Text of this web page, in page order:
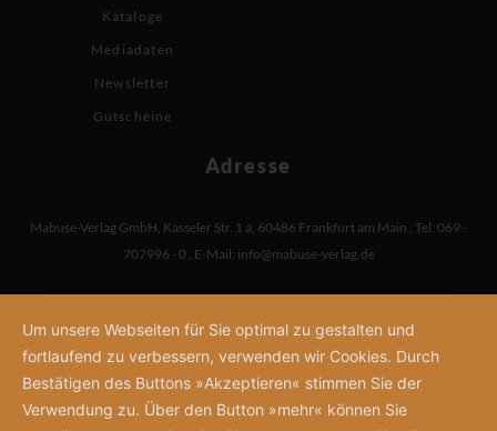
Kataloge
Mediadaten
Newsletter
Gutscheine
Adresse
Mabuse-Verlag GmbH Kasseler Str. 1 a 60486 Frankfurt am Main Tel: 069 -
707996 - 0 E-Mail: info@mabuse-verlag.de
Um unsere Webseiten für Sie optimal zu gestalten und
fortlaufend zu verbessern, verwenden wir Cookies. Durch
Bestätigen des Buttons »Akzeptieren« stimmen Sie der
Verwendung zu. Über den Button »mehr« können Sie